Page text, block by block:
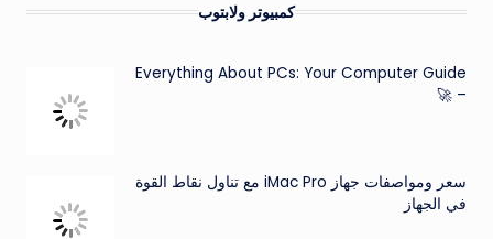
كمبيوتر ولابتوب
Everything About PCs: Your Computer Guide
– 🚀
سعر ومواصفات جهاز iMac Pro مع تناول نقاط القوة
في الجهاز